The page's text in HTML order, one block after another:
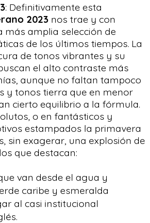
: Definitivamente esta
2023 nos trae y con
más amplia selección de
de los últimos tiempos. La
de tonos vibrantes y su
el alto contraste más
aunque no faltan tampoco
y tonos tierra que en menor
cierto equilibrio a la fórmula.
o en fantásticos y
estampados la primavera
sin exagerar, una explosión de
que destacan:
van desde el agua y
caribe y esmeralda
al casi institucional